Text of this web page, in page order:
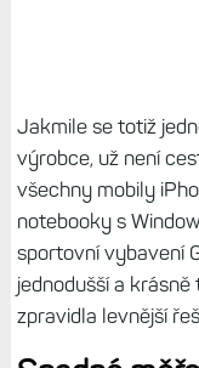
Jakmile se totiž
výrobce, už není
všechny mobily
notebooky s
sportovní vybavení
jednodušší a krásně
zpravidla levnější